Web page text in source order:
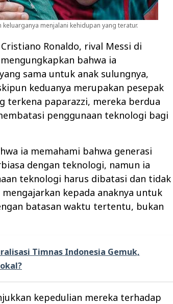
menjalani kehidupan yang teratur.
Ronaldo, rival Messi di
bahwa ia
sama untuk anak sulungnya,
keduanya merupakan pesepak
terkena paparazzi, mereka berdua
penggunaan teknologi bagi
ia memahami bahwa generasi
dengan teknologi, namun ia
teknologi harus dibatasi dan tidak
kepada anaknya untuk
batasan waktu tertentu, bukan
Timnas Indonesia Gemuk,
kepedulian mereka terhadap